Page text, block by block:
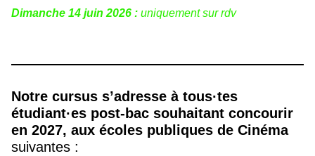
Dimanche 14 juin 2026 : uniquement sur rdv
Notre cursus s’adresse à tous·tes
étudiant·es post-bac souhaitant concourir
en 2027, aux écoles publiques de Cinéma
suivantes :